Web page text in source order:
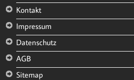
Kontakt
Impressum
Datenschutz
AGB
Sitemap